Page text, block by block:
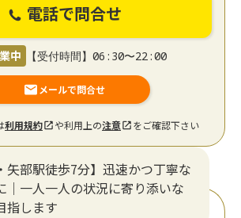
電話で問合せ
中 【受付時間】06:30〜22:00
メールで問合せ
利用規約 や利用上の注意 をご確認下さい
矢部駅徒歩7分】迅速かつ丁寧な
｜一人一人の状況に寄り添いな
指します